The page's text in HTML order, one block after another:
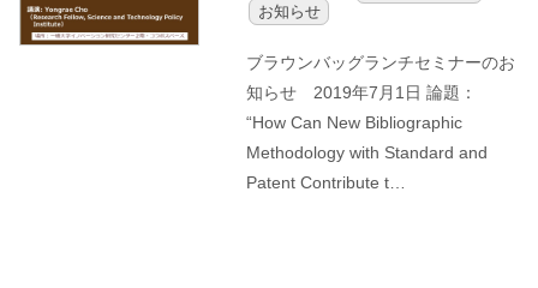
お知らせ
ブラウンバッグランチセミナーのお
知らせ 2019年7月1日 論題：
“How Can New Bibliographic
Methodology with Standard and
Patent Contribute t…